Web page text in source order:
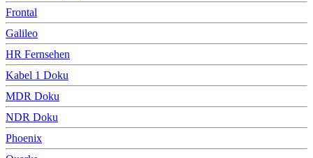
Frontal
Galileo
HR Fernsehen
Kabel 1 Doku
MDR Doku
NDR Doku
Phoenix